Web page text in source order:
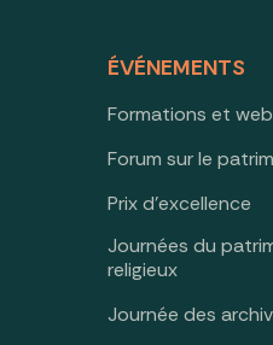
ÉVÉNEMENTS
Formations et
Forum sur le
Prix d’excellence
Journées du
religieux
Journée des